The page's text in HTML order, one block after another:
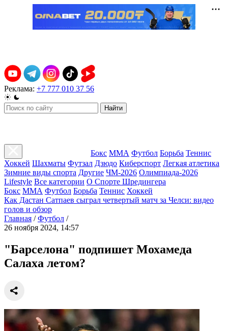
Реклама: +7 777 010 37 56
Найти
Бокс ММА Футбол Борьба Теннис
Хоккей Шахматы Футзал Дзюдо Киберспорт Легкая атлетика
Зимние виды спорта Другие ЧМ-2026 Олимпиада-2026
Lifestyle Все категории О Спорте Шредингера
Бокс ММА Футбол Борьба Теннис Хоккей
Как Дастан Сатпаев сыграл четвертый матч за Челси: видео
голов и обзор
Главная / Футбол /
26 ноября 2024, 14:57
"Барселона" подпишет Мохамеда
Салаха летом?